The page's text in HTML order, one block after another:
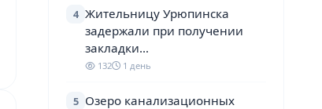
4 Жительницу Урюпинска
задержали при получении
закладки…
132 1 день
5 Озеро канализационных